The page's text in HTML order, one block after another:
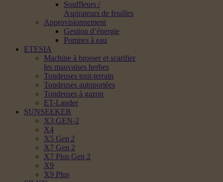
Souffleurs /
Aspirateurs de feuilles
Approvisionnement
Gestion d’énergie
Pompes à eau
ETESIA
Machine à brosser et scarifier
les mauvaises herbes
Tondeuses tout-terrain
Tondeuses autoportées
Tondeuses à gazon
ET-Lander
SUNSEEKER
X3 GEN-2
X4
X5 Gen 2
X7 Gen 2
X7 Plus Gen 2
X9
X9 Plus